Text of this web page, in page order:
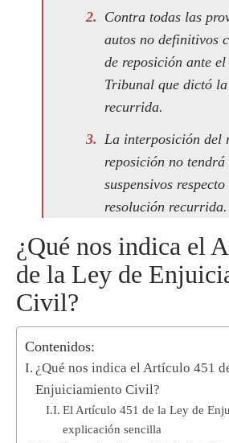
Contra todas las
autos no definitivos
de reposición ante el
Tribunal que dictó
recurrida.
La interposición del
reposición no tendrá
suspensivos
resolución recurrida.
¿Qué nos indica el
de la Ley de
Civil?
Contenidos:
¿Qué nos indica el Artículo 451
Enjuiciamiento Civil?
El Artículo 451 de la Ley de
explicación sencilla